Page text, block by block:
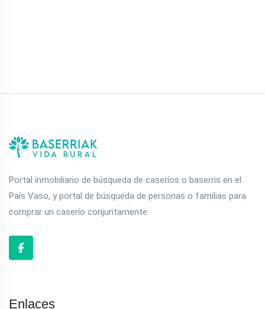
Portal inmobiliario de búsqueda de caseríos o baserris en el
País Vaso, y portal de búsqueda de personas o familias para
comprar un caserío conjuntamente.
Enlaces